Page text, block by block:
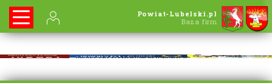
Powiat-Lubelski.pl
Baza firm